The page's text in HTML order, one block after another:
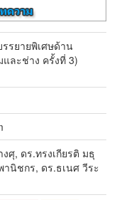
รรยายพิเศษด้าน
ละช่าง ครั้งที่ 3)
ศุ, ดร.ทรงเกียรติ มธุ
นิชกร, ดร.ธเนศ วีระ